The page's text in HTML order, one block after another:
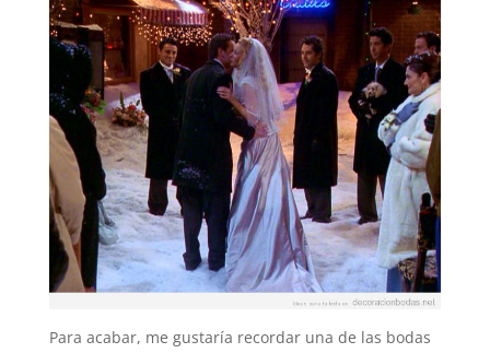
Para acabar, me gustaría recordar una de las bodas